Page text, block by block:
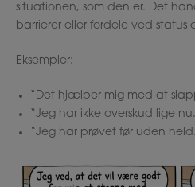
situationen, som den er. Det
barrierer eller fordele ved status
Eksempler:
“Det hjælper mig med at
“Jeg har ikke overskud lige
“Jeg har prøvet før uden